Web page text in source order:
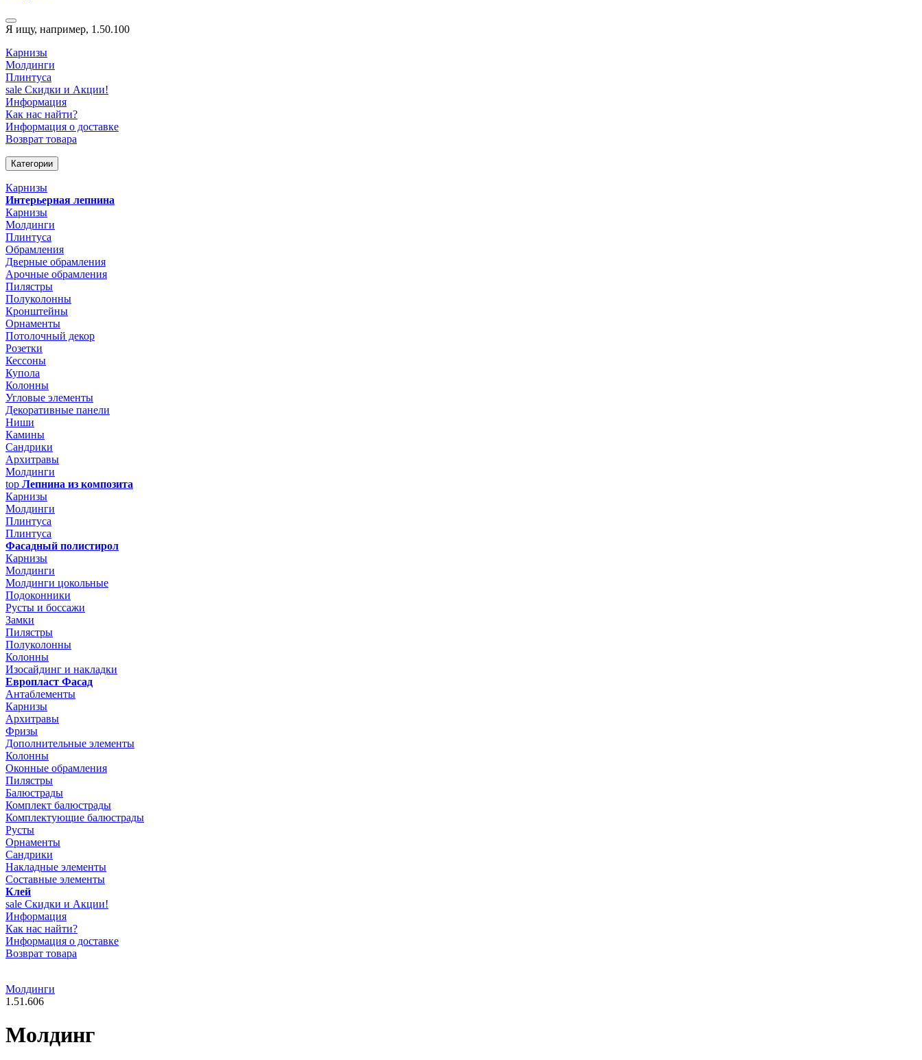
Я ищу, например, 1.50.100
Карнизы
Молдинги
Плинтуса
sale Скидки и Акции!
Информация
Как нас найти?
Информация о доставке
Возврат товара
Категории
Карнизы
Интерьерная лепнина
Карнизы
Молдинги
Плинтуса
Обрамления
Дверные обрамления
Арочные обрамления
Пилястры
Полуколонны
Кронштейны
Орнаменты
Потолочный декор
Розетки
Кессоны
Купола
Колонны
Угловые элементы
Декоративные панели
Ниши
Камины
Сандрики
Архитравы
Молдинги
top Лепнина из композита
Карнизы
Молдинги
Плинтуса
Плинтуса
Фасадный полистирол
Карнизы
Молдинги
Молдинги цокольные
Подоконники
Русты и боссажи
Замки
Пилястры
Полуколонны
Колонны
Изосайдинг и накладки
Европласт Фасад
Антаблементы
Карнизы
Архитравы
Фризы
Дополнительные элементы
Колонны
Оконные обрамления
Пилястры
Балюстрады
Комплект балюстрады
Комплектующие балюстрады
Русты
Орнаменты
Сандрики
Накладные элементы
Составные элементы
Клей
sale Скидки и Акции!
Информация
Как нас найти?
Информация о доставке
Возврат товара
Молдинги
1.51.606
Молдинг